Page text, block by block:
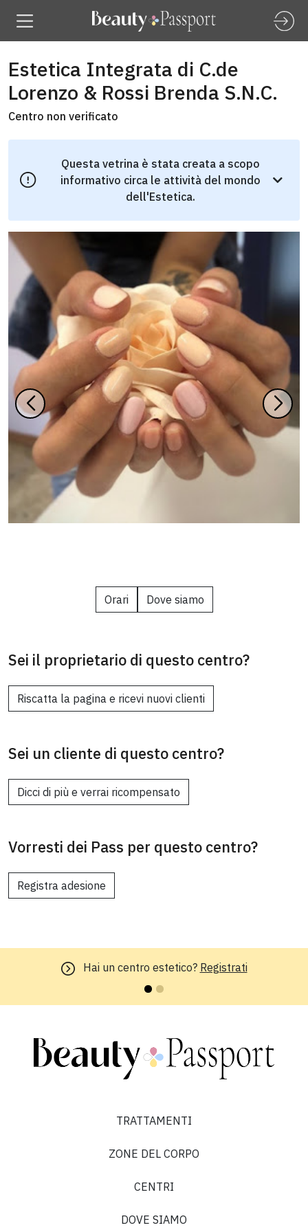
Estetica Integrata di C.de
Lorenzo & Rossi Brenda S.N.C.
Centro non verificato
Questa vetrina è stata creata a scopo
informativo circa le attività del mondo
dell'Estetica.
Orari Dove siamo
Sei il proprietario di questo centro?
Riscatta la pagina e ricevi nuovi clienti
Sei un cliente di questo centro?
Dicci di più e verrai ricompensato
Vorresti dei Pass per questo centro?
Registra adesione
Hai un centro estetico? Registrati
TRATTAMENTI
ZONE DEL CORPO
CENTRI
DOVE SIAMO